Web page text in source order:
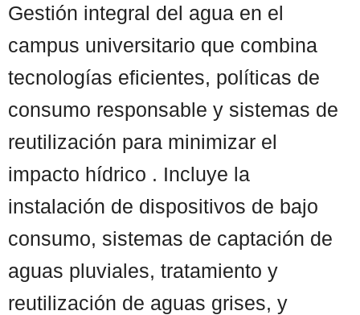
Gestión integral del agua en el
campus universitario que combina
tecnologías eficientes, políticas de
consumo responsable y sistemas de
reutilización para minimizar el
impacto hídrico . Incluye la
instalación de dispositivos de bajo
consumo, sistemas de captación de
aguas pluviales, tratamiento y
reutilización de aguas grises, y